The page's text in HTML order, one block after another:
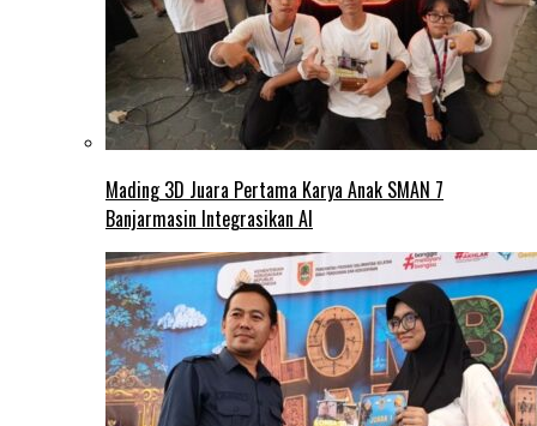
Mading 3D Juara Pertama Karya Anak SMAN 7
Banjarmasin Integrasikan AI